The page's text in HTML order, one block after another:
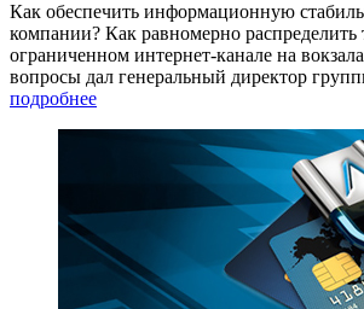
Как обеспечить информационную
компании? Как равномерно распределить
ограниченном интернет-канале на
вопросы дал генеральный директор
подробнее